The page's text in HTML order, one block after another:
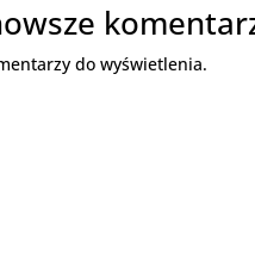
do wyświetlenia.